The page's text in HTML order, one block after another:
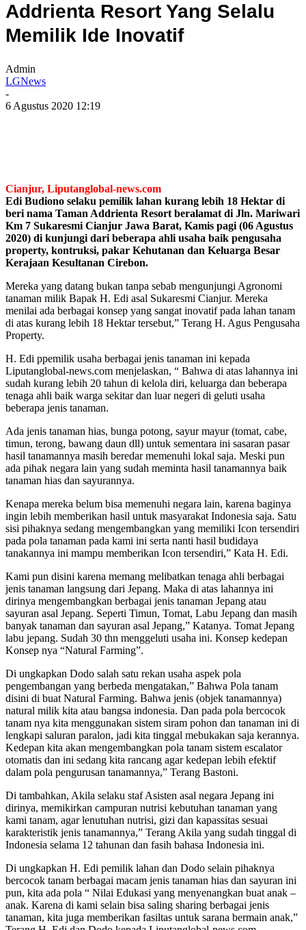
Addrienta Resort Yang Selalu
Memilik Ide Inovatif
Admin
LGNews
-
6 Agustus 2020 12:19
Cianjur, Liputanglobal-news.com
Edi Budiono selaku pemilik lahan kurang lebih 18 Hektar di
beri nama Taman Addrienta Resort beralamat di Jln. Mariwari
Km 7 Sukaresmi Cianjur Jawa Barat, Kamis pagi (06 Agustus
2020) di kunjungi dari beberapa ahli usaha baik pengusaha
property, kontruksi, pakar Kehutanan dan Keluarga Besar
Kerajaan Kesultanan Cirebon.
Mereka yang datang bukan tanpa sebab mengunjungi Agronomi
tanaman milik Bapak H. Edi asal Sukaresmi Cianjur. Mereka
menilai ada berbagai konsep yang sangat inovatif pada lahan tanam
di atas kurang lebih 18 Hektar tersebut,” Terang H. Agus Pengusaha
Property.
H. Edi ppemilik usaha berbagai jenis tanaman ini kepada
Liputanglobal-news.com menjelaskan, “ Bahwa di atas lahannya ini
sudah kurang lebih 20 tahun di kelola diri, keluarga dan beberapa
tenaga ahli baik warga sekitar dan luar negeri di geluti usaha
beberapa jenis tanaman.
Ada jenis tanaman hias, bunga potong, sayur mayur (tomat, cabe,
timun, terong, bawang daun dll) untuk sementara ini sasaran pasar
hasil tanamannya masih beredar memenuhi lokal saja. Meski pun
ada pihak negara lain yang sudah meminta hasil tanamannya baik
tanaman hias dan sayurannya.
Kenapa mereka belum bisa memenuhi negara lain, karena baginya
ingin lebih memberikan hasil untuk masyarakat Indonesia saja. Satu
sisi pihaknya sedang mengembangkan yang memiliki Icon tersendiri
pada pola tanaman pada kami ini serta nanti hasil budidaya
tanakannya ini mampu memberikan Icon tersendiri,” Kata H. Edi.
Kami pun disini karena memang melibatkan tenaga ahli berbagai
jenis tanaman langsung dari Jepang. Maka di atas lahannya ini
dirinya mengembangkan berbagai jenis tanaman Jepang atau
sayuran asal Jepang. Seperti Timun, Tomat, Labu Jepang dan masih
banyak tanaman dan sayuran asal Jepang,” Katanya. Tomat Jepang
labu jepang. Sudah 30 thn menggeluti usaha ini. Konsep kedepan
Konsep nya “Natural Farming”.
Di ungkapkan Dodo salah satu rekan usaha aspek pola
pengembangan yang berbeda mengatakan,” Bahwa Pola tanam
disini di buat Natural Farming. Bahwa jenis (objek tanamannya)
natural milik kita atau bangsa indonesia. Dan pada pola bercocok
tanam nya kita menggunakan sistem siram pohon dan tanaman ini di
lengkapi saluran paralon, jadi kita tinggal mebukakan saja kerannya.
Kedepan kita akan mengembangkan pola tanam sistem escalator
otomatis dan ini sedang kita rancang agar kedepan lebih efektif
dalam pola pengurusan tanamannya,” Terang Bastoni.
Di tambahkan, Akila selaku staf Asisten asal negara Jepang ini
dirinya, memikirkan campuran nutrisi kebutuhan tanaman yang
kami tanam, agar lenutuhan nutrisi, gizi dan kapassitas sesuai
karakteristik jenis tanamannya,” Terang Akila yang sudah tinggal di
Indonesia selama 12 tahunan dan fasih bahasa Indonesia ini.
Di ungkapkan H. Edi pemilik lahan dan Dodo selain pihaknya
bercocok tanam berbagai macam jenis tanaman hias dan sayuran ini
pun, kita ada pola “ Nilai Edukasi yang menyenangkan buat anak –
anak. Karena di kami selain bisa saling sharing berbagai jenis
tanaman, kita juga memberikan fasiltas untuk sarana bermain anak,”